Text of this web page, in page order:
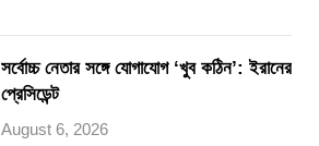
সর্বোচ্চ নেতার সঙ্গে যোগাযোগ ‘খুব কঠিন’: ইরানের
প্রেসিডেন্ট
August 6, 2026